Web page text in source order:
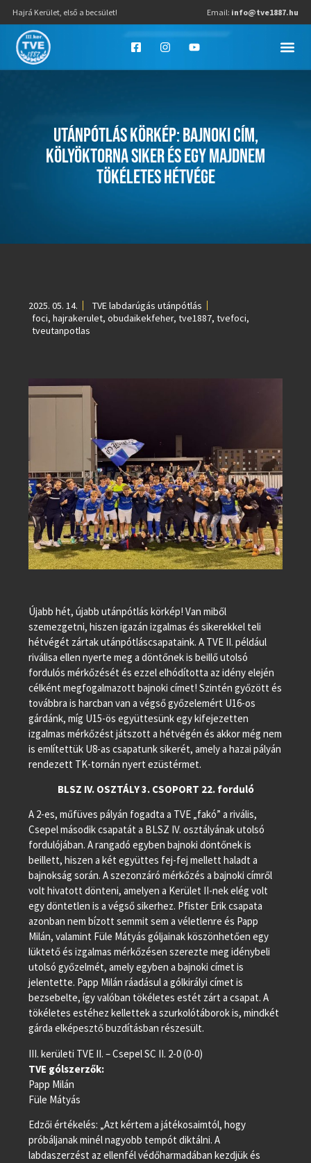
Hajrá Kerület, első a becsület! Email: info@tve1887.hu
UTÁNPÓTLÁS KÖRKÉP: BAJNOKI CÍM,
KÖLYÖKTORNA SIKER ÉS EGY MAJDNEM
TÖKÉLETES HÉTVÉGE
2025. 05. 14.
TVE labdarúgás utánpótlás
foci, hajrakerulet, obudaikekfeher, tve1887, tvefoci,
tveutanpotlas
Újabb hét, újabb utánpótlás körkép! Van miből
szemezgetni, hiszen igazán izgalmas és sikerekkel teli
hétvégét zártak utánpótláscsapataink. A TVE II. például
riválisa ellen nyerte meg a döntőnek is beillő utolsó
fordulós mérkőzését és ezzel elhódította az idény elején
célként megfogalmazott bajnoki címet! Szintén győzött és
továbbra is harcban van a végső győzelemért U16-os
gárdánk, míg U15-ös együttesünk egy kifejezetten
izgalmas mérkőzést játszott a hétvégén és akkor még nem
is említettük U8-as csapatunk sikerét, amely a hazai pályán
rendezett TK-tornán nyert ezüstérmet.
BLSZ IV. OSZTÁLY 3. CSOPORT 22. forduló
A 2-es, műfüves pályán fogadta a TVE „fakó” a rivális,
Csepel második csapatát a BLSZ IV. osztályának utolsó
fordulójában. A rangadó egyben bajnoki döntőnek is
beillett, hiszen a két együttes fej-fej mellett haladt a
bajnokság során. A szezonzáró mérkőzés a bajnoki címről
volt hivatott dönteni, amelyen a Kerület II-nek elég volt
egy döntetlen is a végső sikerhez. Pfister Erik csapata
azonban nem bízott semmit sem a véletlenre és Papp
Milán, valamint Füle Mátyás góljainak köszönhetően egy
lüktető és izgalmas mérkőzésen szerezte meg idénybeli
utolsó győzelmét, amely egyben a bajnoki címet is
jelentette. Papp Milán ráadásul a gólkirályi címet is
bezsebelte, így valóban tökéletes estét zárt a csapat. A
tökéletes estéhez kellettek a szurkolótáborok is, mindkét
gárda elképesztő buzdításban részesült.
III. kerületi TVE II. – Csepel SC II. 2-0 (0-0)
TVE gólszerzők:
Papp Milán
Füle Mátyás
Edzői értékelés: „Azt kértem a játékosaimtól, hogy
próbáljanak minél nagyobb tempót diktálni. A
labdaszerzést az ellenfél védőharmadában kezdjük és